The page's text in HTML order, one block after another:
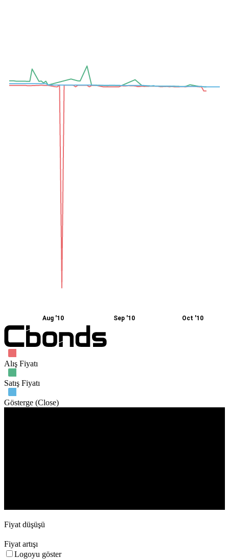
Aug '10 Sep '10 Oct '10
Alış Fiyatı
Satış Fiyatı
Gösterge (Close)
Fiyat düşüşü
Fiyat artışı
Logoyu göster